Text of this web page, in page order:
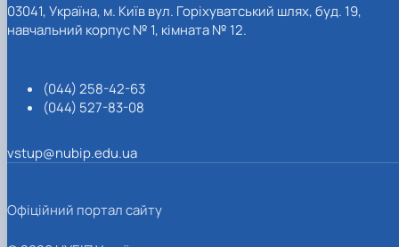
03041, Україна, м. Київ вул. Горіхуватський шлях, буд. 19,
навчальний корпус № 1, кімната № 12.
(044) 258-42-63
(044) 527-83-08
vstup@nubip.edu.ua
Офіційний портал сайту